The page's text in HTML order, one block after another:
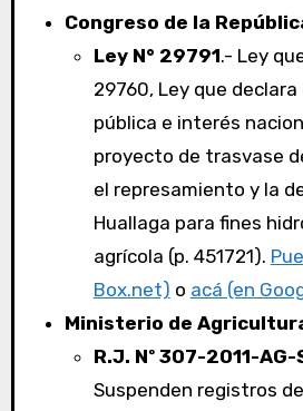
Congreso de la
Ley N° 29791.- Ley
29760, Ley que
pública e interés
proyecto de trasvase
el represamiento y la
Huallaga para fines
agrícola (p. 451721).
Box.net) o acá (en
Ministerio de
R.J. Nº 307-2011-AG-
Suspenden registros